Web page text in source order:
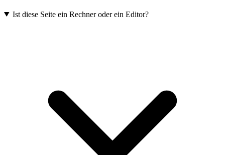
Ist diese Seite ein Rechner oder ein Editor?